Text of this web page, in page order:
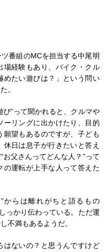
番組のMCを担当する中尾明
場経験もあり、バイク・クル
めたい遊びは？」という問い
。
び”って聞かれると、クルマや
ーリングに出かけたり、目的
望もあるのですが、子ども
日は息子が行きたいと答え
父さんってどんな人？”って
の運転が上手な人って答えた
からは離れがちと語るもの
っかり伝わっている。ただ運
不満もあるようだ。
はないの？と思うんですけど